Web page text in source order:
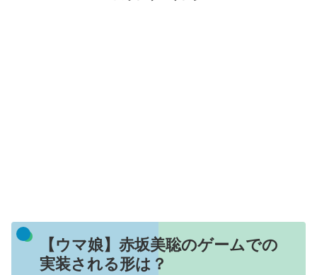
【ウマ娘】赤坂美聡のゲームでの
実装される形は？